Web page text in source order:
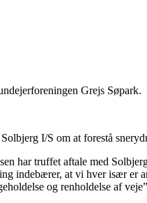
Grejs Søpark.
I/S om at forestå
har truffet aftale med
indebærer, at vi hver især er
og renholdelse af